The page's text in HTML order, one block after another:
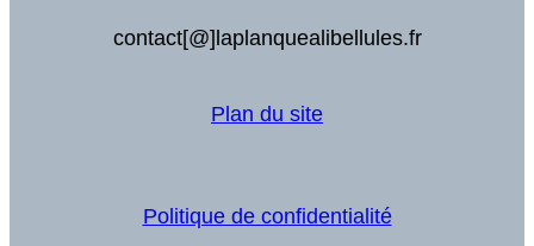
contact[@]laplanquealibellules.fr
Plan du site
Politique de confidentialité